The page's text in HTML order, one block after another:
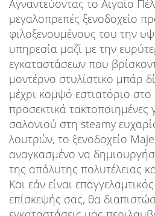
Αγναντεύοντας το Αιγαίο
μεγαλοπρεπές ξενοδοχείο
φιλοξενουμένους του την
υπηρεσία μαζί με την
εγκαταστάσεων που
μοντέρνο στυλίστικο μπάρ
μέχρι κομψό εστιατόριο
προσεκτικά
σαλονιού στη steamy
λουτρών, το ξενοδοχείο
αναγκασμένο να
της απόλυτης πολυτέλειας
Και εάν είναι
επίσκεψής σας, θα